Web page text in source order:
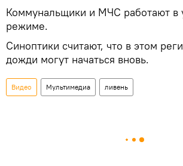
Коммунальщики и МЧС работают в
режиме.
Синоптики считают, что в этом
дожди могут начаться вновь.
Видео Мультимедиа ливень